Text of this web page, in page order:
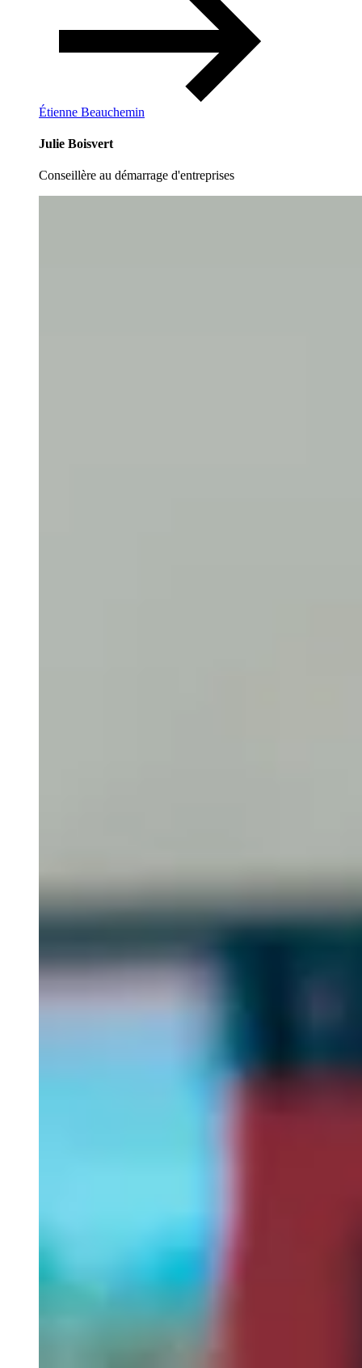
Étienne Beauchemin
Julie Boisvert
Conseillère au démarrage d'entreprises